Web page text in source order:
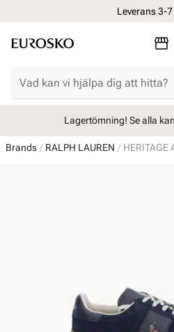
Leverans 3-
Lagertömning! Se alla
Brands RALPH LAUREN HERITAGE